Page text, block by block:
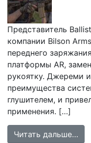
Представитель
компании Bilson
переднего
платформы AR,
рукоятку. Джереми
преимущества
глушителем, и
применения. […]
Читать дальше…